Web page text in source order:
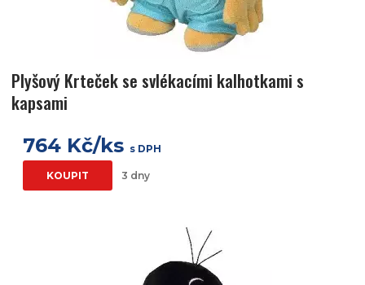
Plyšový Krteček se svlékacími kalhotkami s
kapsami
764 Kč/ks s DPH
KOUPIT 3 dny